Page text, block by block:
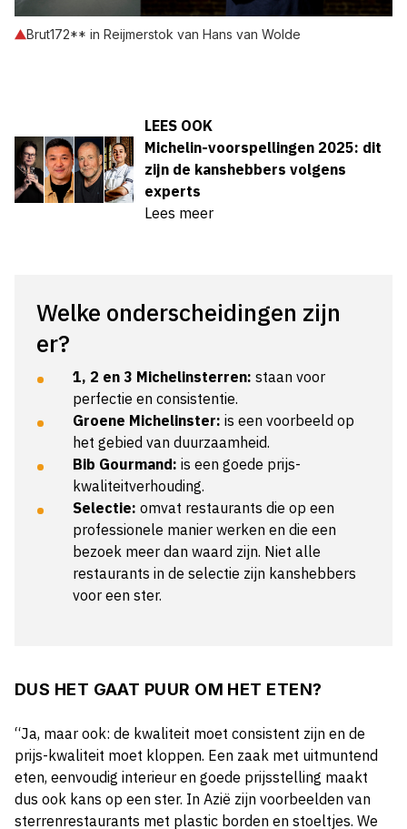
Brut172** in Reijmerstok van Hans van Wolde
LEES OOK
Michelin-voorspellingen 2025: dit
zijn de kanshebbers volgens
experts
Lees meer
Welke onderscheidingen zijn
er?
1, 2 en 3 Michelinsterren: staan voor
perfectie en consistentie.
Groene Michelinster: is een voorbeeld op
het gebied van duurzaamheid.
Bib Gourmand: is een goede prijs-
kwaliteitverhouding.
Selectie: omvat restaurants die op een
professionele manier werken en die een
bezoek meer dan waard zijn. Niet alle
restaurants in de selectie zijn kanshebbers
voor een ster.
DUS HET GAAT PUUR OM HET ETEN?
“Ja, maar ook: de kwaliteit moet consistent zijn en de
prijs-kwaliteit moet kloppen. Een zaak met uitmuntend
eten, eenvoudig interieur en goede prijsstelling maakt
dus ook kans op een ster. In Azië zijn voorbeelden van
sterrenrestaurants met plastic borden en stoeltjes. We